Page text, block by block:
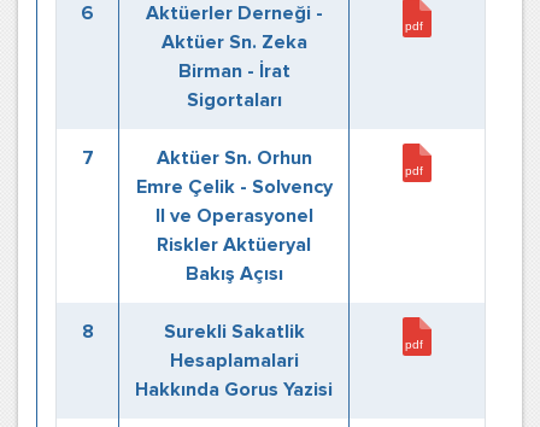
6
Aktüerler Derneği -
Aktüer Sn. Zeka
Birman - İrat
Sigortaları
7
Aktüer Sn. Orhun
Emre Çelik - Solvency
II ve Operasyonel
Riskler Aktüeryal
Bakış Açısı
8
Surekli Sakatlik
Hesaplamalari
Hakkında Gorus Yazisi